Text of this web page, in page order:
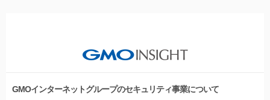
GMOインターネットグループのセキュリティ事業について